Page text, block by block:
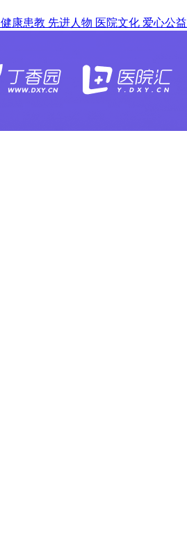
健康患教 先进人物 医院文化 爱心公益